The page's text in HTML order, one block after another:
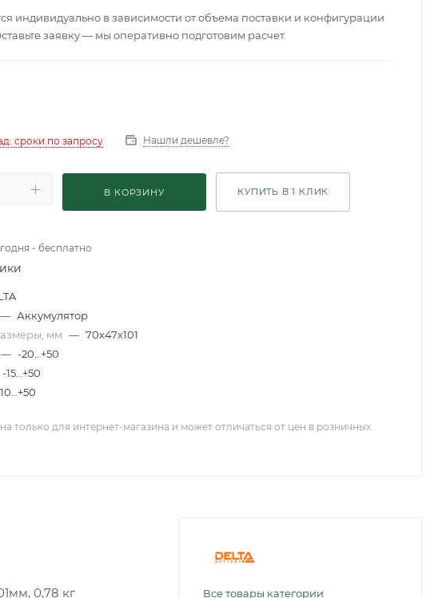
индивидуально в зависимости от объема поставки и конфигурации
заявку — мы оперативно подготовим расчет.
сроки по запросу Нашли дешевле?
В КОРЗИНУ КУПИТЬ В 1 КЛИК
- бесплатно
— Аккумулятор
мм — 70х47х101
— -20…+50
-15…+50
только для интернет-магазина и может отличаться от цен в розничных
0,78 кг
Все товары категории